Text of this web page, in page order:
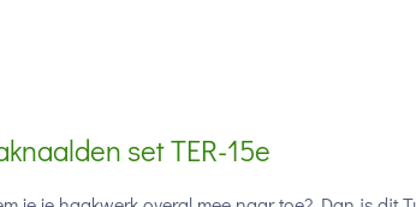
set TER-15e